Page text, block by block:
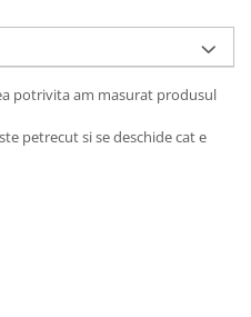
potrivita am masurat produsul
petrecut si se deschide cat e